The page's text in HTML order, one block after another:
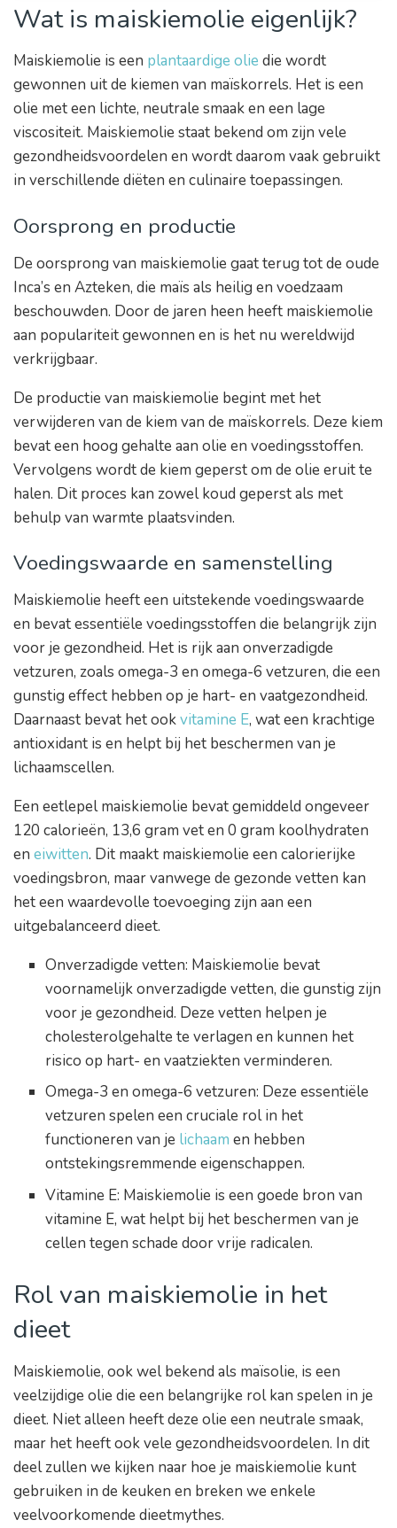
Wat is maiskiemolie eigenlijk?
Maiskiemolie is een plantaardige olie die wordt
gewonnen uit de kiemen van maïskorrels. Het is een
olie met een lichte, neutrale smaak en een lage
viscositeit. Maiskiemolie staat bekend om zijn vele
gezondheidsvoordelen en wordt daarom vaak gebruikt
in verschillende diëten en culinaire toepassingen.
Oorsprong en productie
De oorsprong van maiskiemolie gaat terug tot de oude
Inca’s en Azteken, die maïs als heilig en voedzaam
beschouwden. Door de jaren heen heeft maiskiemolie
aan populariteit gewonnen en is het nu wereldwijd
verkrijgbaar.
De productie van maiskiemolie begint met het
verwijderen van de kiem van de maïskorrels. Deze kiem
bevat een hoog gehalte aan olie en voedingsstoffen.
Vervolgens wordt de kiem geperst om de olie eruit te
halen. Dit proces kan zowel koud geperst als met
behulp van warmte plaatsvinden.
Voedingswaarde en samenstelling
Maiskiemolie heeft een uitstekende voedingswaarde
en bevat essentiële voedingsstoffen die belangrijk zijn
voor je gezondheid. Het is rijk aan onverzadigde
vetzuren, zoals omega-3 en omega-6 vetzuren, die een
gunstig effect hebben op je hart- en vaatgezondheid.
Daarnaast bevat het ookvitamine E, wat een krachtige
antioxidant is en helpt bij het beschermen van je
lichaamscellen.
Een eetlepel maiskiemolie bevat gemiddeld ongeveer
120 calorieën, 13,6 gram vet en 0 gram koolhydraten
en eiwitten. Dit maakt maiskiemolie een calorierijke
voedingsbron, maar vanwege de gezonde vetten kan
het een waardevolle toevoeging zijn aan een
uitgebalanceerd dieet.
Onverzadigde vetten: Maiskiemolie bevat
voornamelijk onverzadigde vetten, die gunstig zijn
voor je gezondheid. Deze vetten helpen je
cholesterolgehalte te verlagen en kunnen het
risico op hart- en vaatziekten verminderen.
Omega-3 en omega-6 vetzuren: Deze essentiële
vetzuren spelen een cruciale rol in het
functioneren van je lichaam en hebben
ontstekingsremmende eigenschappen.
Vitamine E: Maiskiemolie is een goede bron van
vitamine E, wat helpt bij het beschermen van je
cellen tegen schade door vrije radicalen.
Rol van maiskiemolie in het
dieet
Maiskiemolie, ook wel bekend als maïsolie, is een
veelzijdige olie die een belangrijke rol kan spelen in je
dieet. Niet alleen heeft deze olie een neutrale smaak,
maar het heeft ook vele gezondheidsvoordelen. In dit
deel zullen we kijken naar hoe je maiskiemolie kunt
gebruiken in de keuken en breken we enkele
veelvoorkomende dieetmythes.